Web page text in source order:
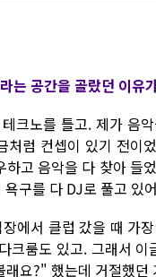
는 공간을 골랐던 이유
크노를 틀고. 제가 음
처럼 컨셉이 있기 전이
고 음악을 다 찾아 들
구를 다 DJ로 풀고 있
에서 클럽 갔을 때 가
크룸도 있고. 그래서
요?" 했는데 거절했